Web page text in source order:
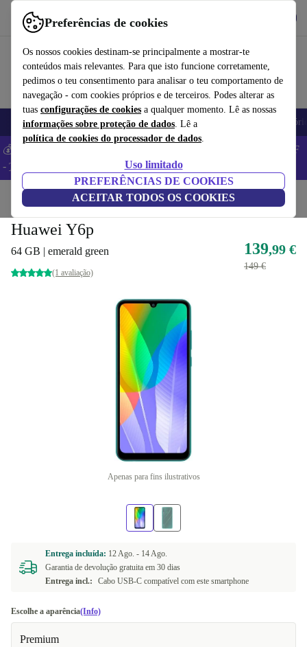
Preferências de cookies
Os nossos cookies destinam-se principalmente a mostrar-te
conteúdos mais relevantes. Para que isto funcione corretamente,
pedimos o teu consentimento para analisar o teu comportamento de
navegação - com cookies próprios e de terceiros. Podes alterar as
tuas configurações de cookies a qualquer momento. Lê as nossas
informações sobre proteção de dados. Lê a
política de cookies do processador de dados.
Uso limitado
PREFERÊNCIAS DE COOKIES
ACEITAR TODOS OS COOKIES
Use o refurbed de forma rápida e fácil
Telemóveis Computadores Portáteis Tablets
💰 Poupa MAIS -5% em MacBooks e iPads – Código: BACK5OFF
- TC
Início Telemóveis e smartphones Telemóveis Huawei
Huawei Y6p
64 GB | emerald green
(1 avaliação)
139,99 €
149 €
Apenas para fins ilustrativos
Entrega incluída: 12 Ago. - 14 Ago.
Garantia de devolução gratuita em 30 dias
Entrega incl.:
Cabo USB-C compatível com este smartphone
Escolhe a aparência(Info)
Premium